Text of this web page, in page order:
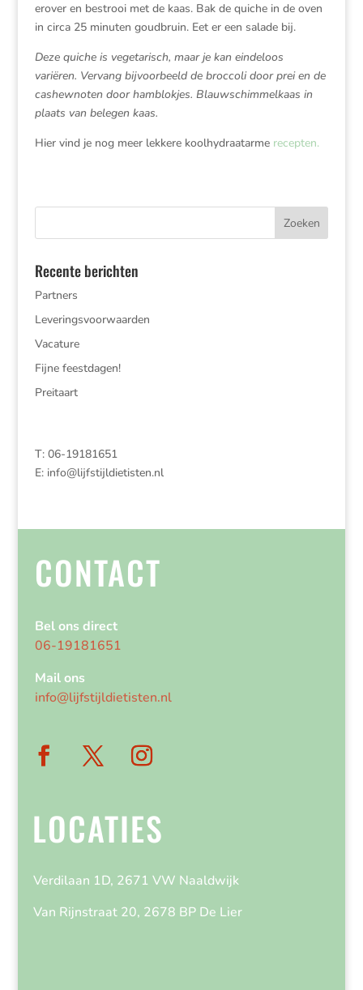
erover en bestrooi met de kaas. Bak de quiche in de oven
in circa 25 minuten goudbruin. Eet er een salade bij.
Deze quiche is vegetarisch, maar je kan eindeloos
variëren. Vervang bijvoorbeeld de broccoli door prei en de
cashewnoten door hamblokjes. Blauwschimmelkaas in
plaats van belegen kaas.
Hier vind je nog meer lekkere koolhydraatarme recepten.
Recente berichten
Partners
Leveringsvoorwaarden
Vacature
Fijne feestdagen!
Preitaart
T: 06-19181651
E: info@lijfstijldietisten.nl
CONTACT
Bel ons direct
06-19181651
Mail ons
info@lijfstijldietisten.nl
LOCATIES
Verdilaan 1D, 2671 VW Naaldwijk
Van Rijnstraat 20, 2678 BP De Lier